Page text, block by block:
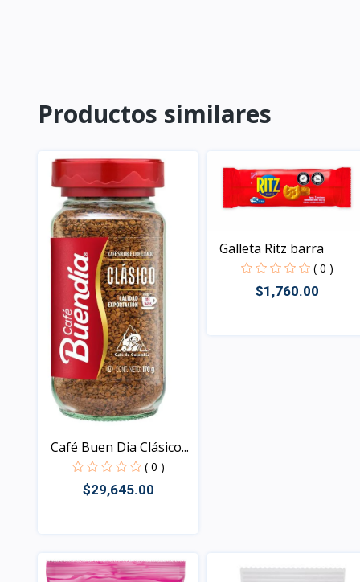
Productos similares
Café Buen Dia Clásico...
( 0 )
$29,645.00
Galleta Ritz barra
( 0 )
$1,760.00